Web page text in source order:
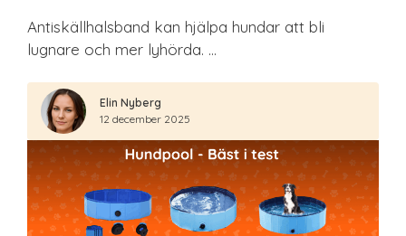
Antiskällhalsband kan hjälpa hundar att bli
lugnare och mer lyhörda. …
Elin Nyberg
12 december 2025